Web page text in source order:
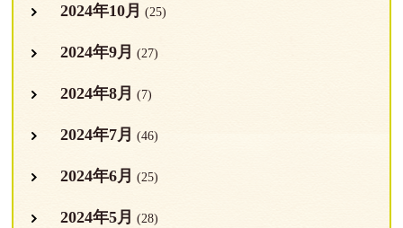
2024年10月 (25)
2024年9月 (27)
2024年8月 (7)
2024年7月 (46)
2024年6月 (25)
2024年5月 (28)